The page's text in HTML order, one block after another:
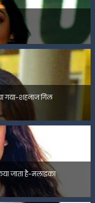
गया-शहनाज गिल
जाता है-मलाइका